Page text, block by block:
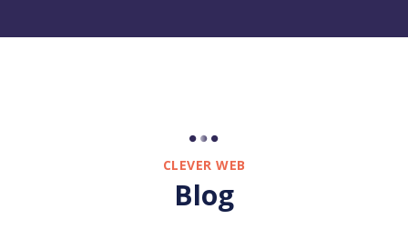
CLEVER WEB
Blog